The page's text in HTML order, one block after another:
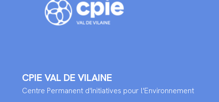
CPIE VAL DE VILAINE
Centre Permanent d'Initiatives pour l'Environnement